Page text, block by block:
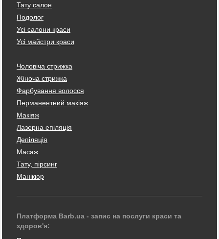
Тату салон
Подолог
Усі салони краси
Усі майстри краси
Чоловіча стрижка
Жіноча стрижка
Фарбування волосся
Перманентний макіяж
Макіяж
Лазерна епіляція
Депіляція
Масаж
Тату, пірсинг
Манікюр
Платформа Barb.ua - запис на послуги краси та
здоров'я: